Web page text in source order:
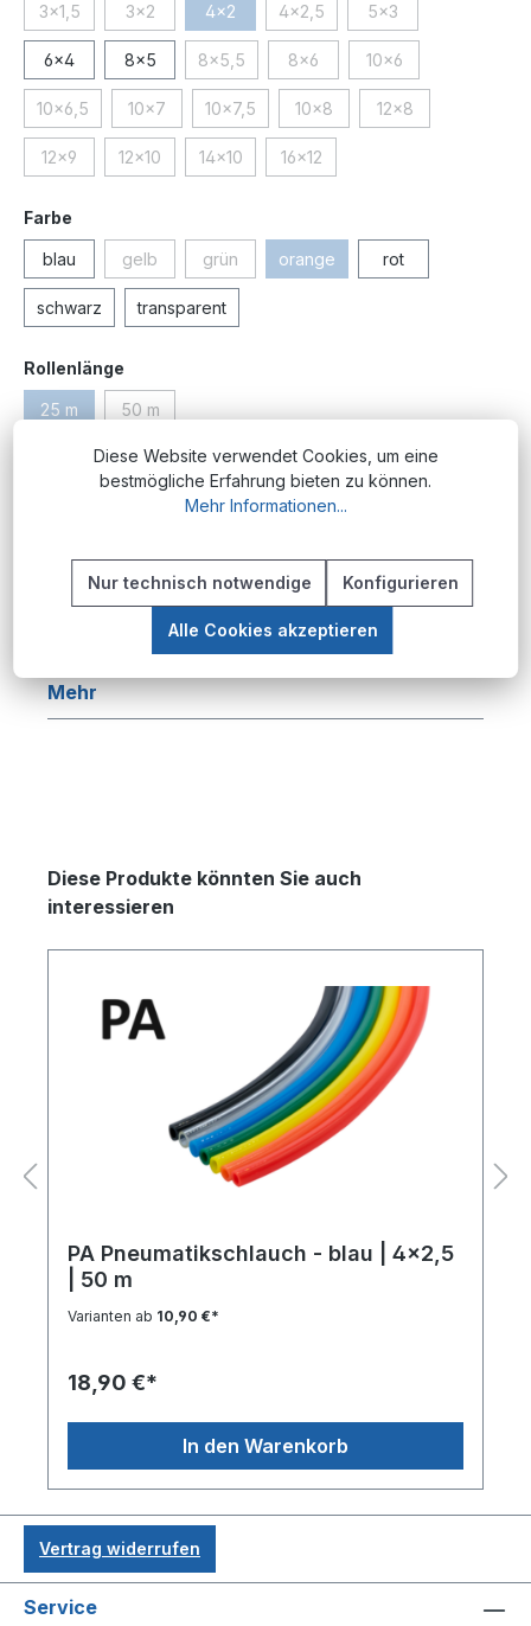
3x1,5(Diese Option ist zurzeit nicht verfügbar.)
3x2(Diese Option ist zurzeit nicht verfügbar.)
4x2(Diese Option ist zurzeit nicht verfügbar.)
4x2,5(Diese Option ist zurzeit nicht
5x3(Diese Option ist
6x4 8x5 8x5,5(Diese Option ist zurzeit nicht verfügbar.)
8x6(Diese Option ist zurzeit nicht
10x6(Diese Option ist
10x6,5(Diese Option ist zurzeit nicht verfügbar.)
10x7(Diese Option ist zurzeit nicht verfügbar.)
10x7,5(Diese Option ist zurzeit nicht verfügbar.)
10x8(Diese Option ist zurzeit nicht
12x8(Diese Option ist
12x9(Diese Option ist zurzeit nicht verfügbar.)
12x10(Diese Option ist zurzeit nicht verfügbar.)
14x10(Diese Option ist zurzeit nicht verfügbar.)
16x12(Diese Option ist zurzeit nicht
Farbe
blau gelb(Diese Option ist zurzeit nicht verfügbar.)
grün(Diese Option ist zurzeit nicht verfügbar.)
orange(Diese Option ist zurzeit nicht
rot
schwarz transparent
Rollenlänge
25 m(Diese Option ist zurzeit nicht verfügbar.)
50 m(Diese Option ist zurzeit nicht verfügbar.)
Produktnummer:PM.PU.4x2.or;25
Beschreibung
Produktübersicht Die PU-Pneumatikschlauch-
Serie bietet eine umfassende Lösung für
Mehr
Produktgalerie überspringen
Diese Produkte könnten Sie auch
interessieren
PA Pneumatikschlauch - blau | 4x2,5
| 50 m
Varianten ab 10,90 €*
18,90 €*
In den Warenkorb
Vertrag widerrufen
Service
Diese Website verwendet Cookies, um eine
bestmögliche Erfahrung bieten zu können.
Mehr Informationen...
Nur technisch notwendige Konfigurieren
Alle Cookies akzeptieren